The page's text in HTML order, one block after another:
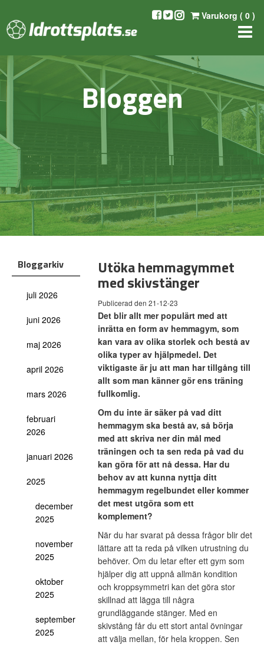
Varukorg ( 0 )
Bloggen
Bloggarkiv
juli 2026
juni 2026
maj 2026
april 2026
mars 2026
februari
2026
januari 2026
2025
december
2025
november
2025
oktober
2025
september
2025
Utöka hemmagymmet
med skivstänger
Publicerad den 21-12-23
Det blir allt mer populärt med att
inrätta en form av hemmagym, som
kan vara av olika storlek och bestå av
olika typer av hjälpmedel. Det
viktigaste är ju att man har tillgång till
allt som man känner gör ens träning
fullkomlig.
Om du inte är säker på vad ditt
hemmagym ska bestå av, så börja
med att skriva ner din mål med
träningen och ta sen reda på vad du
kan göra för att nå dessa. Har du
behov av att kunna nyttja ditt
hemmagym regelbundet eller kommer
det mest utgöra som ett
komplement?
När du har svarat på dessa frågor blir det
lättare att ta reda på vilken utrustning du
behöver. Om du letar efter ett gym som
hjälper dig att uppnå allmän kondition
och kroppsymmetri kan det göra stor
skillnad att lägga till några
grundläggande stänger. Med en
skivstång får du ett stort antal övningar
att välja mellan, för hela kroppen. Sen